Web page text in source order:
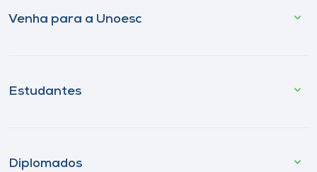
Venha para a Unoesc
Estudantes
Diplomados